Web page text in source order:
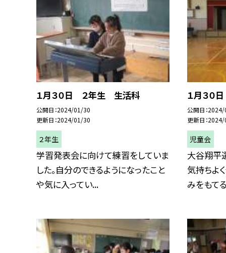
１月３０日 ２年生 生活科
公開日 2024/01/30
更新日 2024/01/30
２年生
学習発表会に向けて練習をしていま
した。自分のできるようになったこと
や気に入ってい...
１月３０
公開日
更新日
児童会
大谷翔平
気持ちよ
みをもて